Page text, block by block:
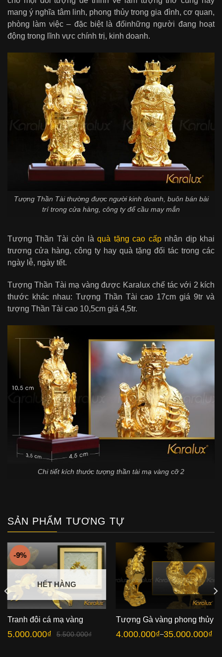
mang ý nghĩa tâm linh, phong thủy trong gia đình, cơ quan,
phòng làm việc – đặc biệt là đốinhững người đang hoạt
động trong lĩnh vực chính trị, kinh doanh.
Tượng Thần Tài thường được người kinh doanh, buôn bán bài
trí trong cửa hàng, công ty để cầu may mắn
Tượng Thần Tài còn làquà tặng cao cấpnhân dịp khai
trương cửa hàng, công ty hay quà tặng đối tác trong các
ngày lễ, ngày tết.
Tượng Thần Tài mạ vàng được Karalux chế tác với 2 kích
thước khác nhau: Tượng Thần Tài cao 17cm giá 9tr và
tượng Thần Tài cao 10,5cm giá 4,5tr.
Chi tiết kích thước tượng thần tài mạ vàng cỡ 2
SẢN PHẨM TƯƠNG TỰ
-9%
HẾT HÀNG
Tranh đôi cá mạ vàng
5.500.000₫
Giá
5.000.000₫
Giá
Tượng Gà vàng phong thủy
4.000.000₫–35.000.000₫
Khoảng